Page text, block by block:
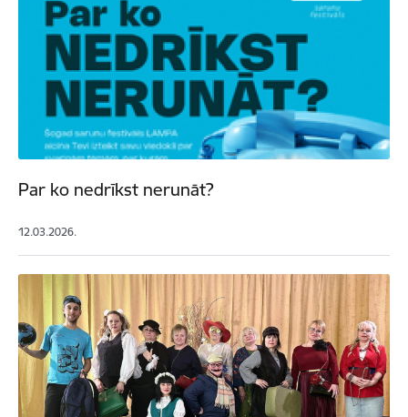
Par ko nedrīkst nerunāt?
12.03.2026.